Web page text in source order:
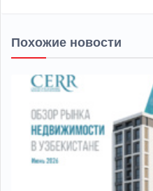
Похожие новости